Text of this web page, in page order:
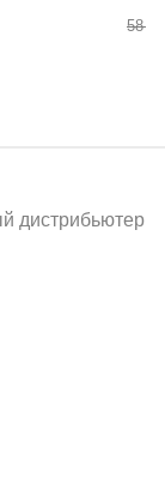
58
дистрибьютер